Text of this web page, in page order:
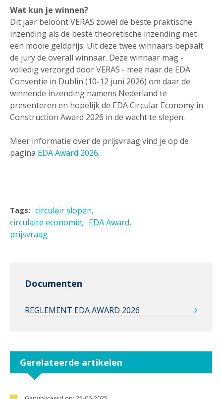
Wat kun je winnen?
Dit jaar beloont VERAS zowel de beste praktische
inzending als de beste theoretische inzending met
een mooie geldprijs. Uit deze twee winnaars bepaalt
de jury de overall winnaar. Deze winnaar mag -
volledig verzorgd door VERAS - mee naar de EDA
Conventie in Dublin (10-12 juni 2026) om daar de
winnende inzending namens Nederland te
presenteren en hopelijk de EDA Circular Economy in
Construction Award 2026 in de wacht te slepen.
Meer informatie over de prijsvraag vind je op de
pagina EDA Award 2026.
Tags: circulair slopen
circulaire economie
EDA Award
prijsvraag
Documenten
REGLEMENT EDA AWARD 2026
Gerelateerde artikelen